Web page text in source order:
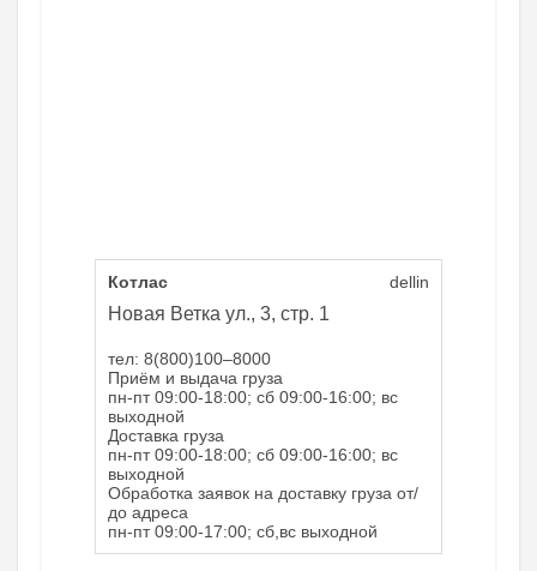
dellin
Котлас
Новая Ветка ул., 3, стр. 1
тел: 8(800)100–8000
Приём и выдача груза
пн-пт 09:00-18:00; сб 09:00-16:00; вс
выходной
Доставка груза
пн-пт 09:00-18:00; сб 09:00-16:00; вс
выходной
Обработка заявок на доставку груза от/
до адреса
пн-пт 09:00-17:00; сб,вс выходной